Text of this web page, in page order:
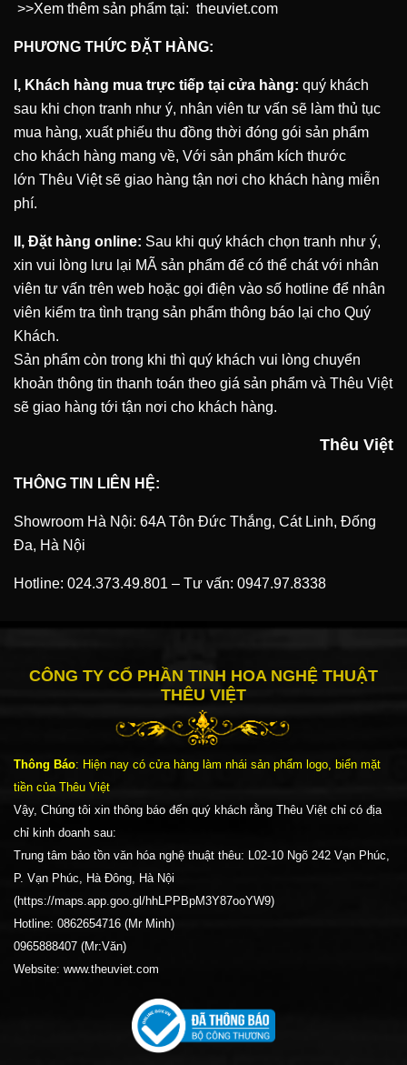
>>Xem thêm sản phẩm tại: theuviet.com
PHƯƠNG THỨC ĐẶT HÀNG:
I, Khách hàng mua trực tiếp tại cửa hàng: quý khách
sau khi chọn tranh như ý, nhân viên tư vấn sẽ làm thủ tục
mua hàng, xuất phiếu thu đồng thời đóng gói sản phẩm
cho khách hàng mang về, Với sản phẩm kích thước
lớn Thêu Việtsẽ giao hàng tận nơi cho khách hàng miễn
phí.
II, Đặt hàng online: Sau khi quý khách chọn tranh như ý,
xin vui lòng lưu lại MÃ sản phẩm để có thể chát với nhân
viên tư vấn trên web hoặc gọi điện vào số hotline để nhân
viên kiểm tra tình trạng sản phẩm thông báo lại cho Quý
Khách.
Sản phẩm còn trong khi thì quý khách vui lòng chuyển
khoản thông tin thanh toán theo giá sản phẩm và Thêu Việt
sẽ giao hàng tới tận nơi cho khách hàng.
Thêu Việt
THÔNG TIN LIÊN HỆ:
Showroom Hà Nội: 64A Tôn Đức Thắng, Cát Linh, Đống
Đa, Hà Nội
Hotline: 024.373.49.801 – Tư vấn: 0947.97.8338
CÔNG TY CỔ PHẦN TINH HOA NGHỆ THUẬT
THÊU VIỆT
Thông Báo: Hiện nay có cửa hàng làm nhái sản phẩm logo, biển mặt
tiền của Thêu Việt
Vậy, Chúng tôi xin thông báo đến quý khách rằng Thêu Việt chỉ có địa
chỉ kinh doanh sau:
Trung tâm bảo tồn văn hóa nghệ thuật thêu: L02-10 Ngõ 242 Vạn Phúc,
P. Vạn Phúc, Hà Đông, Hà Nội
(https://maps.app.goo.gl/hhLPPBpM3Y87ooYW9)
Hotline: 0862654716 (Mr Minh)
0965888407 (Mr:Văn)
Website: www.theuviet.com